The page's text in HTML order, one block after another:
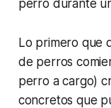
perro durante
Lo primero que
de perros
perro a cargo)
concretos que